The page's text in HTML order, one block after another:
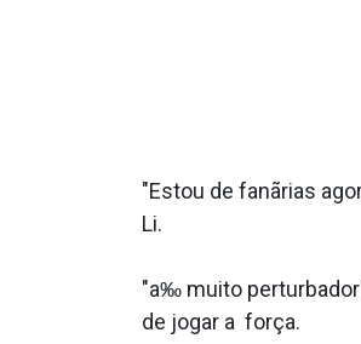
"Estou de fanãrias
Li.
"a‰ muito
de jogar a força.